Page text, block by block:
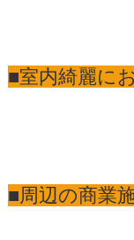
■室内綺麗に
■周辺の商業